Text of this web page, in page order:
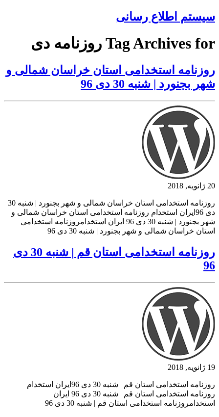
سیستم اطلاع رسانی
Tag Archives for روزنامه دی
روزنامه استخدامی استان خراسان شمالی و
شهر بجنورد | شنبه 30 دی 96
20 ژانویه, 2018
روزنامه استخدامی استان خراسان شمالی و شهر بجنورد | شنبه 30
دی 96ایران استخدام روزنامه استخدامی استان خراسان شمالی و
شهر بجنورد | شنبه 30 دی 96 ایران استخدامروزنامه استخدامی
استان خراسان شمالی و شهر بجنورد | شنبه 30 دی 96
روزنامه استخدامی استان قم | شنبه 30 دی
96
19 ژانویه, 2018
روزنامه استخدامی استان قم | شنبه 30 دی 96ایران استخدام
روزنامه استخدامی استان قم | شنبه 30 دی 96 ایران
استخدامروزنامه استخدامی استان قم | شنبه 30 دی 96